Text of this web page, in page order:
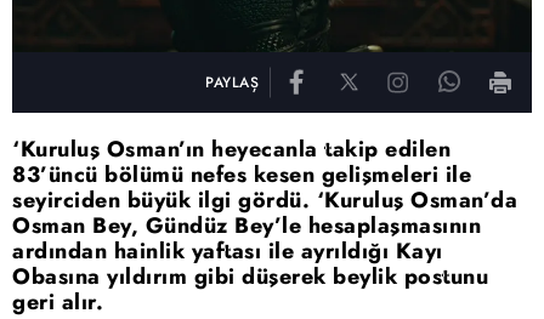
PAYLAŞ
‘Kuruluş Osman’ın heyecanla takip edilen
83’üncü bölümü nefes kesen gelişmeleri ile
seyirciden büyük ilgi gördü. ‘Kuruluş Osman’da
Osman Bey, Gündüz Bey’le hesaplaşmasının
ardından hainlik yaftası ile ayrıldığı Kayı
Obasına yıldırım gibi düşerek beylik postunu
geri alır.